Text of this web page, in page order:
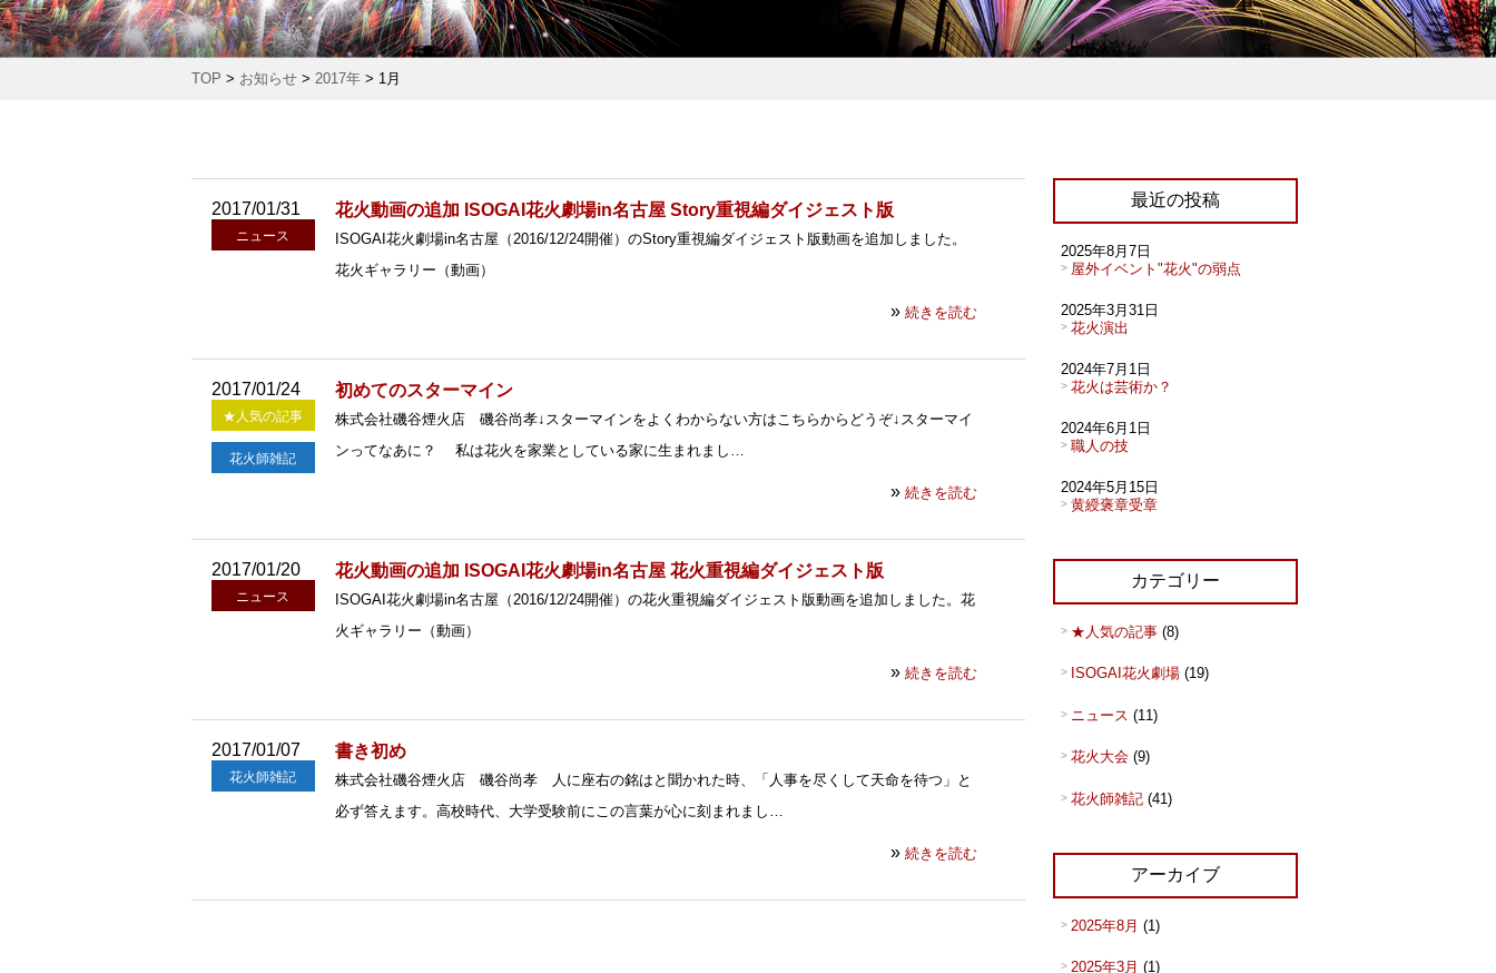
TOP > お知らせ > 2017年 > 1月
2017/01/31
ニュース
花火動画の追加 ISOGAI花火劇場in名古屋 Story重視編ダイジェスト版
ISOGAI花火劇場in名古屋（2016/12/24開催）のStory重視編ダイジェスト版動画を追加しました。
花火ギャラリー（動画）
» 続きを読む
2017/01/24
★人気の記事
花火師雑記
初めてのスターマイン
株式会社磯谷煙火店 磯谷尚孝↓スターマインをよくわからない方はこちらからどうぞ↓スターマイ
ンってなあに？ 私は花火を家業としている家に生まれまし…
» 続きを読む
2017/01/20
ニュース
花火動画の追加 ISOGAI花火劇場in名古屋 花火重視編ダイジェスト版
ISOGAI花火劇場in名古屋（2016/12/24開催）の花火重視編ダイジェスト版動画を追加しました。花
火ギャラリー（動画）
» 続きを読む
2017/01/07
花火師雑記
書き初め
株式会社磯谷煙火店 磯谷尚孝 人に座右の銘はと聞かれた時、「人事を尽くして天命を待つ」と
必ず答えます。高校時代、大学受験前にこの言葉が心に刻まれまし…
» 続きを読む
最近の投稿
屋外イベント"花火"の弱点
2025年8月7日
花火演出
2025年3月31日
花火は芸術か？
2024年7月1日
職人の技
2024年6月1日
黄綬褒章受章
2024年5月15日
カテゴリー
★人気の記事(8)
ISOGAI花火劇場(19)
ニュース (11)
花火大会(9)
花火師雑記(41)
アーカイブ
2025年8月 (1)
2025年3月 (1)